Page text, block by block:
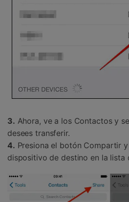
3. Ahora, ve a los Contactos y
desees transferir.
4. Presiona el botón Compartir
dispositivo de destino en la lista